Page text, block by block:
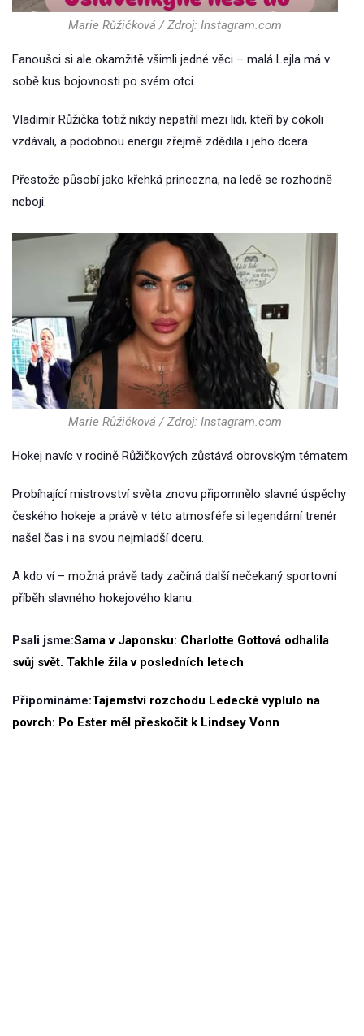
Marie Růžičková / Zdroj: Instagram.com
Fanoušci si ale okamžitě všimli jedné věci – malá Lejla má v
sobě kus bojovnosti po svém otci.
Vladimír Růžička totiž nikdy nepatřil mezi lidi, kteří by cokoli
vzdávali, a podobnou energii zřejmě zdědila i jeho dcera.
Přestože působí jako křehká princezna, na ledě se rozhodně
nebojí.
Marie Růžičková / Zdroj: Instagram.com
Hokej navíc v rodině Růžičkových zůstává obrovským tématem.
Probíhající mistrovství světa znovu připomnělo slavné úspěchy
českého hokeje a právě v této atmosféře si legendární trenér
našel čas i na svou nejmladší dceru.
A kdo ví – možná právě tady začíná další nečekaný sportovní
příběh slavného hokejového klanu.
Psali jsme:Sama v Japonsku: Charlotte Gottová odhalila
svůj svět. Takhle žila v posledních letech
Připomínáme:Tajemství rozchodu Ledecké vyplulo na
povrch: Po Ester měl přeskočit k Lindsey Vonn